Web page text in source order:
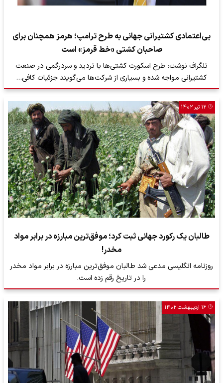
بی‌اعتمادی کشتیرانی جهانی به طرح ترامپ؛ هرمز همچنان برای
صاحبان کشتی «خط قرمز» است
تلگراف نوشت: طرح اسکورت کشتی‌ها با تردید و سردرگمی در صنعت
کشتیرانی مواجه شده و بسیاری از شرکت‌ها می‌گویند جزئیات کافی…
۱۲ تیر ۱۴۰۲
طالبان یک رکورد جهانی ثبت کرد؛ موفق‌ترین مبارزه در برابر مواد
مخدر!
روزنامه انگلیسی مدعی شد طالبان موفق‌ترین مبارزه در برابر مواد مخدر
را در تاریخ رقم زده است.
۱۶ اردیبهشت ۱۴۰۲